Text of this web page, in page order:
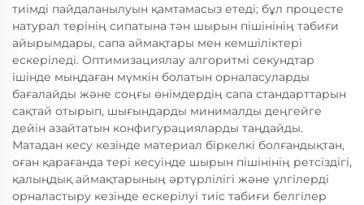
тиімді пайдаланылуын қамтамасыз етеді; бұл процесте
натурал терінің сипатына тән шырын пішінінің табиғи
айырымдары, сапа аймақтары мен кемшіліктері
ескеріледі. Оптимизациялау алгоритмі секундтар
ішінде мыңдаған мүмкін болатын орналасуларды
бағалайды және соңғы өнімдердің сапа стандарттарын
сақтай отырып, шығындарды минималды деңгейге
дейін азайтатын конфигурацияларды таңдайды.
Матадан кесу кезінде материал біркелкі болғандықтан,
оған қарағанда тері кесуінде шырын пішінінің ретсіздігі,
қалыңдық аймақтарының әртүрлілігі және үлгілерді
орналастыру кезінде ескерілуі тиіс табиғи белгілер